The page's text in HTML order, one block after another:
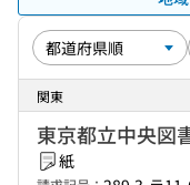
関東
東京都立中央図
紙